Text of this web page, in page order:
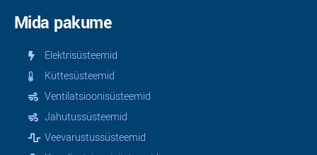
Mida pakume
Elektrisüsteemid
Küttesüsteemid
Ventilatsioonisüsteemid
Jahutussüsteemid
Veevarustussüsteemid